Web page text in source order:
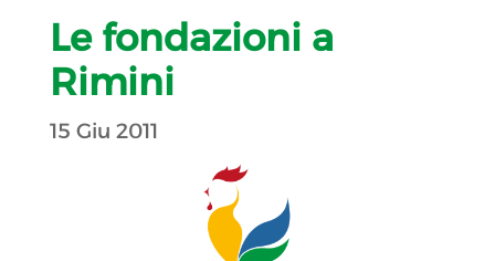
Le fondazioni a
Rimini
15 Giu 2011